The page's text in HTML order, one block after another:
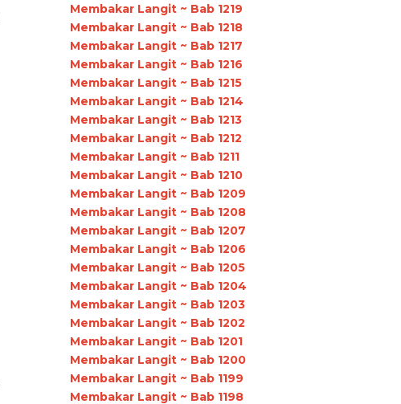
Membakar Langit ~ Bab 1219
Membakar Langit ~ Bab 1218
Membakar Langit ~ Bab 1217
Membakar Langit ~ Bab 1216
Membakar Langit ~ Bab 1215
Membakar Langit ~ Bab 1214
Membakar Langit ~ Bab 1213
Membakar Langit ~ Bab 1212
Membakar Langit ~ Bab 1211
Membakar Langit ~ Bab 1210
Membakar Langit ~ Bab 1209
Membakar Langit ~ Bab 1208
Membakar Langit ~ Bab 1207
Membakar Langit ~ Bab 1206
Membakar Langit ~ Bab 1205
Membakar Langit ~ Bab 1204
Membakar Langit ~ Bab 1203
Membakar Langit ~ Bab 1202
Membakar Langit ~ Bab 1201
Membakar Langit ~ Bab 1200
Membakar Langit ~ Bab 1199
Membakar Langit ~ Bab 1198